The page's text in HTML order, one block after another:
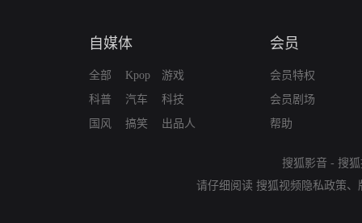
自媒体
全部
科普
国风
Kpop
汽车
搞笑
游戏
科技
出品人
会员
会员特权
会员剧场
帮助
搜狐影音 - 搜
请仔细阅读 搜狐视频隐私政策、